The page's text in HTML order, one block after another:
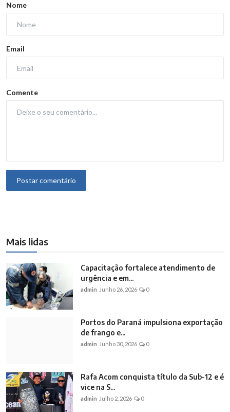
Nome
Email
Comente
Postar comentário
Mais lidas
Capacitação fortalece atendimento de
urgência e em...
admin Junho 26, 2026 0
Portos do Paraná impulsiona exportação
de frango e...
admin Junho 30, 2026 0
Rafa Acom conquista título da Sub-12 e é
vice na S...
admin Julho 2, 2026 0